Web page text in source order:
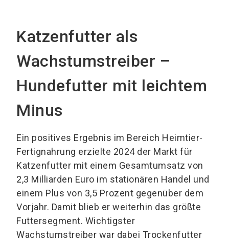
Katzenfutter als
Wachstumstreiber –
Hundefutter mit leichtem
Minus
Ein positives Ergebnis im Bereich Heimtier-
Fertignahrung erzielte 2024 der Markt für
Katzenfutter mit einem Gesamtumsatz von
2,3 Milliarden Euro im stationären Handel und
einem Plus von 3,5 Prozent gegenüber dem
Vorjahr. Damit blieb er weiterhin das größte
Futtersegment. Wichtigster
Wachstumstreiber war dabei Trockenfutter